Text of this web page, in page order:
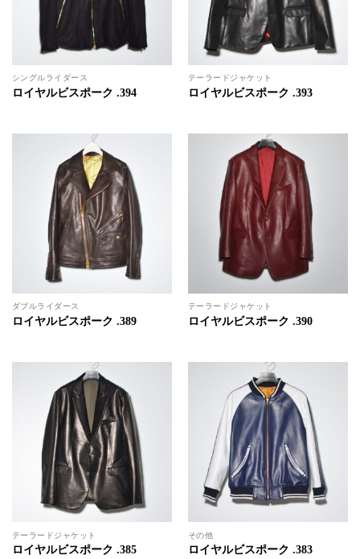
シングルライダース
ロイヤルビスポーク .394
テーラードジャケット
ロイヤルビスポーク .393
ダブルライダース
ロイヤルビスポーク .389
テーラードジャケット
ロイヤルビスポーク .390
テーラードジャケット
ロイヤルビスポーク .385
その他
ロイヤルビスポーク .383